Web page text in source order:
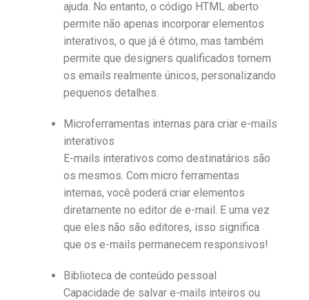
ajuda. No entanto, o código HTML aberto
permite não apenas incorporar elementos
interativos, o que já é ótimo, mas também
permite que designers qualificados tornem
os emails realmente únicos, personalizando
pequenos detalhes.
Microferramentas internas para criar e-mails
interativos
E-mails interativos como destinatários são
os mesmos. Com micro ferramentas
internas, você poderá criar elementos
diretamente no editor de e-mail. E uma vez
que eles não são editores, isso significa
que os e-mails permanecem responsivos!
Biblioteca de conteúdo pessoal
Capacidade de salvar e-mails inteiros ou